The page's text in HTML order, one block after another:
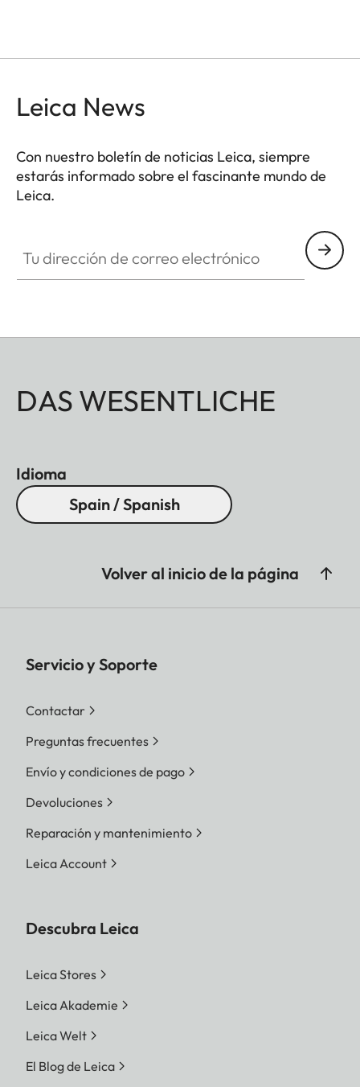
Leica News
Con nuestro boletín de noticias Leica, siempre
estarás informado sobre el fascinante mundo de
Leica.
DAS WESENTLICHE
Idioma
Spain / Spanish
Volver al inicio de la página
Servicio y Soporte
Contactar
Preguntas frecuentes
Envío y condiciones de pago
Devoluciones
Reparación y mantenimiento
Leica Account
Descubra Leica
Leica Stores
Leica Akademie
Leica Welt
El Blog de Leica